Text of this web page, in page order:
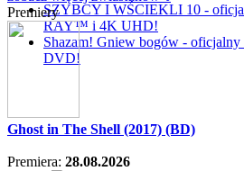
SZYBCY I WŚCIEKLI 10 -
RAY™ i 4K UHD!
Shazam! Gniew bogów -
DVD!
Premiery
Ghost in The Shell (2017) (BD)
Premiera: 28.08.2026